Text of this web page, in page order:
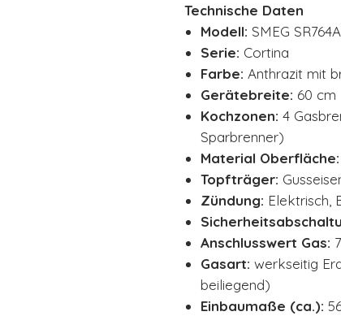
Technische Daten
Modell: SMEG
Serie: Cortina
Farbe: Anthrazit mit
Gerätebreite: 60 cm
Kochzonen: 4
Sparbrenner)
Material Oberfläche:
Topfträger:
Zündung: Elektrisch,
Anschlusswert Gas:
Gasart: werkseitig
beiliegend)
Einbaumaße (ca.):